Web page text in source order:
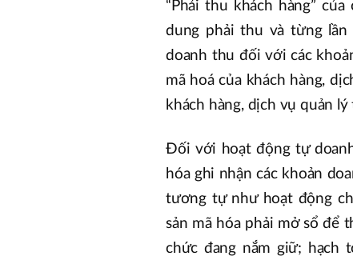
“Phải thu khách hàng”
dung phải thu và từng
doanh thu đối với các
mã hoá của khách hàng,
khách hàng, dịch vụ quản
Đối với hoạt động tự
hóa ghi nhận các khoản
tương tự như hoạt động
sản mã hóa phải mở sổ để
chức đang nắm giữ; hạch